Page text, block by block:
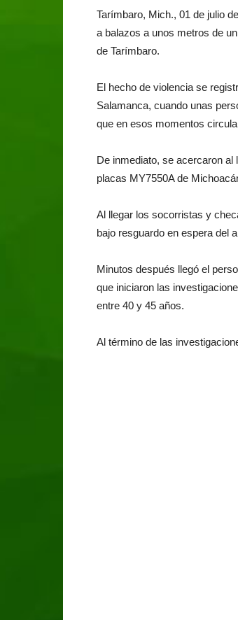
Tarímbaro, Mich., 01 de julio
a balazos a unos metros de
de Tarímbaro.
El hecho de violencia se
Salamanca, cuando unas
que en esos momentos
De inmediato, se acercaron
placas MY7550A de
Al llegar los socorristas y
bajo resguardo en espera del
Minutos después llegó el
que iniciaron las
entre 40 y 45 años.
Al término de las